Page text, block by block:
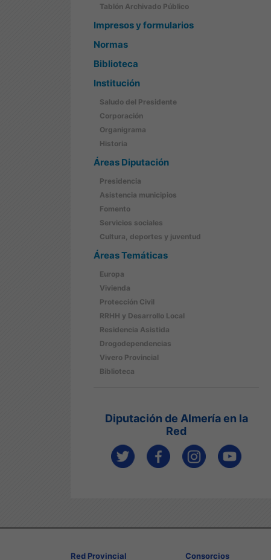
Tablón Archivado Público
Impresos y formularios
Normas
Biblioteca
Institución
Saludo del Presidente
Corporación
Organigrama
Historia
Áreas Diputación
Presidencia
Asistencia municipios
Fomento
Servicios sociales
Cultura, deportes y juventud
Áreas Temáticas
Europa
Vivienda
Protección Civil
RRHH y Desarrollo Local
Residencia Asistida
Drogodependencias
Vivero Provincial
Biblioteca
Diputación de Almería en la
Red
Red Provincial Consorcios